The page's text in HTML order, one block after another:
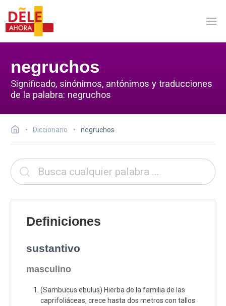
negruchos
Significado, sinónimos, antónimos y traducciones
de la palabra: negruchos
Diccionario negruchos
Definiciones
sustantivo
masculino
(Sambucus ebulus) Hierba de la familia de las
caprifoliáceas, crece hasta dos metros con tallos